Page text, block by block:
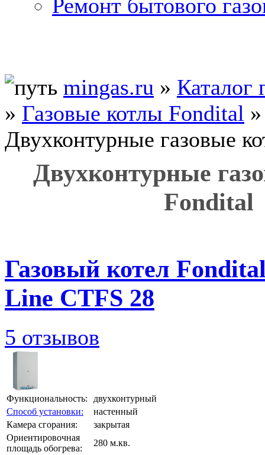
Ремонт бытового
mingas.ru » Каталог
» Газовые котлы Fondital »
Двухконтурные газовые
Двухконтурные
Fondital
Газовый котел
Line CTFS 28
5 отзывов
Функциональность:
двухконтурный
Способ установки:
настенный
Камера сгорания:
закрытая
Ориентировочная
площадь обогрева:
280 м.кв.